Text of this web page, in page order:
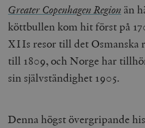
Greater Copenhagen Region än
köttbullen kom hit först på
XIIs resor till det Osmanska
till 1809, och Norge har
sin självständighet 1905.
Denna högst övergripande